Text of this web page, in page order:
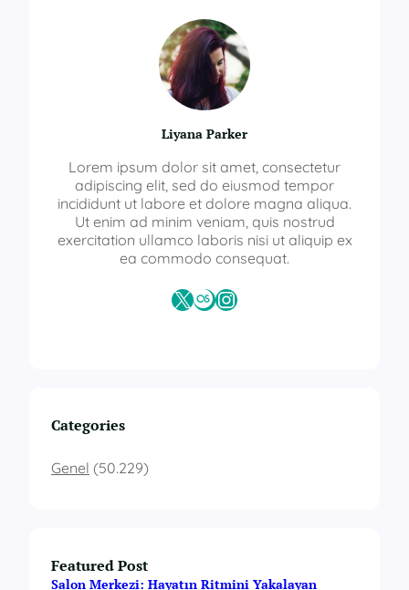
Liyana Parker
Lorem ipsum dolor sit amet, consectetur
adipiscing elit, sed do eiusmod tempor
incididunt ut labore et dolore magna aliqua.
Ut enim ad minim veniam, quis nostrud
exercitation ullamco laboris nisi ut aliquip ex
ea commodo consequat.
X Last.fmInstagram
Categories
Genel (50.229)
Featured Post
Salon Merkezi: Hayatın Ritmini Yakalayan